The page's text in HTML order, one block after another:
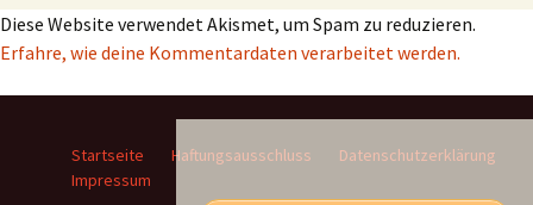
Diese Website verwendet Akismet, um Spam zu reduzieren.
Erfahre, wie deine Kommentardaten verarbeitet werden.
Startseite Haftungsausschluss
Datenschutzerklärung
Impressum